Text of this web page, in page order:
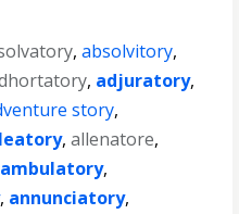
,absolvitory,
, adjuratory,
story,
,allenatore,
ambulatory,
, annunciatory,